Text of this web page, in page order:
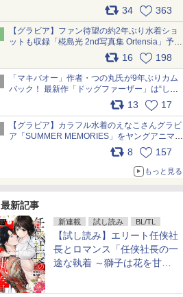
売 pic.x.com/2Mo85ZlRvK
34 363
【グラビア】ファン待望の約2年ぶり水着ショ
ットも収録「椛島光 2nd写真集 Ortensia」予約
16 198
「マキバオー」作者・つの丸氏が9年ぶりカム
バック！ 最新作「ドッグファーザー」は“しゃ
べらない動物”とのリアルな暮らしを描く 「も
うこれ以上の幸せはない」……一緒に暮らす愛
犬たちへ… pic.x.com/hEr88DgVyD
13 17
【グラビア】カラフル水着のえなこさんグラビ
ア「SUMMER MEMORIES」をヤングアニマル
Webで公開中 pic.x.com/wdmmjZ7DnV
8 157
もっと見る
最新記事
新連載 試し読み BL/TL
【試し読み】エリート任侠社
長とロマンス「任侠社長の一
途な執着 ～獅子は花を甘く